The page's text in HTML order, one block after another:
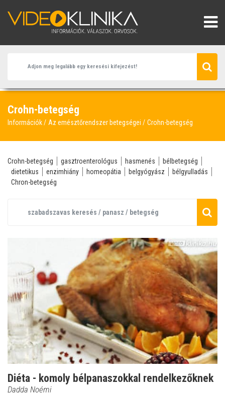
Crohn-betegség
Információk Az emésztőrendszer betegségei Crohn-betegség
Crohn-betegség gasztroenterológus hasmenés
bélbetegség
dietetikus
enzimhiány homeopátia belgyógyász
bélgyulladás
Chron-betegség
Diéta - komoly bélpanaszokkal rendelkezőknek
Dadda Noémi